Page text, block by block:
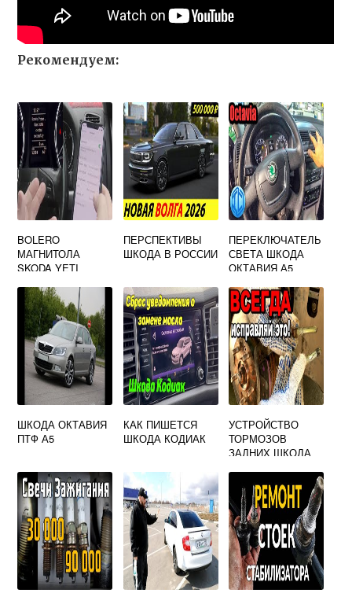
Рекомендуем:
BOLERO
МАГНИТОЛА
SKODA YETI
ПЕРСПЕКТИВЫ
ШКОДА В РОССИИ
ПЕРЕКЛЮЧАТЕЛЬ
СВЕТА ШКОДА
ОКТАВИЯ А5
ШКОДА ОКТАВИЯ
ПТФ А5
КАК ПИШЕТСЯ
ШКОДА КОДИАК
УСТРОЙСТВО
ТОРМОЗОВ
ЗАДНИХ ШКОДА